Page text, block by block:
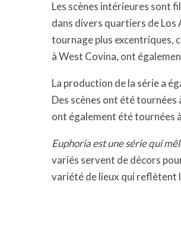
Les scènes intérieures sont
dans divers quartiers de Los
tournage plus excentriques,
à West Covina, ont
La production de la série a
Des scènes ont été tournées
ont également été tournées
Euphoria est une série qui
variés servent de décors
variété de lieux qui reflètent